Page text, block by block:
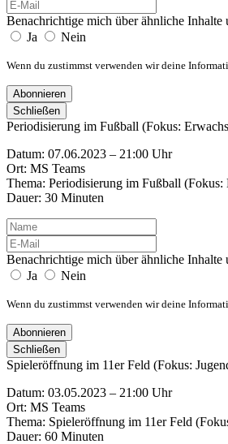
Benachrichtige mich über ähnliche Inhalte
Ja
Nein
Wenn du zustimmst verwenden wir deine
Abonnieren
Schließen
Periodisierung im Fußball (Fokus:
Datum: 07.06.2023 – 21:00 Uhr
Ort: MS Teams
Thema: Periodisierung im Fußball (Fokus:
Dauer: 30 Minuten
Benachrichtige mich über ähnliche Inhalte
Ja
Nein
Wenn du zustimmst verwenden wir deine
Abonnieren
Schließen
Spieleröffnung im 11er Feld (Fokus:
Datum: 03.05.2023 – 21:00 Uhr
Ort: MS Teams
Thema: Spieleröffnung im 11er Feld
Dauer: 60 Minuten